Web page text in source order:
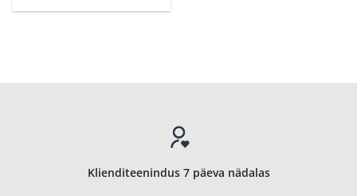
Klienditeenindus 7 päeva nädalas